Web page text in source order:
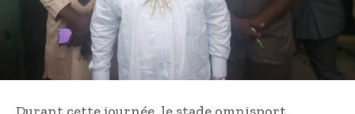
Durant cette journée, le stade omnisport